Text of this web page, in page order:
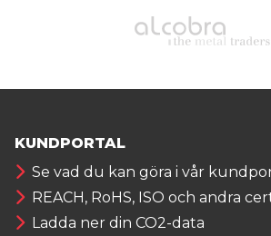
KUNDPORTAL
Se vad du kan göra i vår
REACH, RoHS, ISO och andra
Ladda ner din CO2-data